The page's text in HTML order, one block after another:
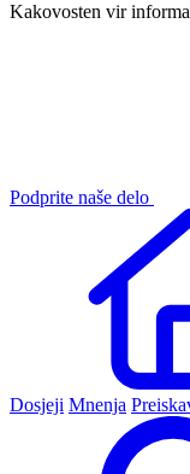
Kakovosten vir
Podprite naše delo
Dosjeji Mnenja